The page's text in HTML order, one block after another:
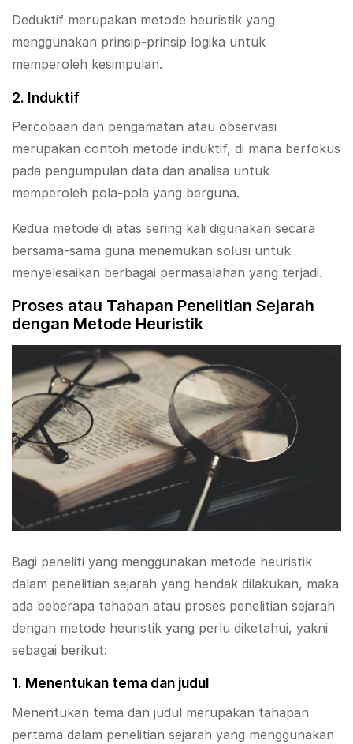
Deduktif merupakan metode heuristik yang
menggunakan prinsip-prinsip logika untuk
memperoleh kesimpulan.
2. Induktif
Percobaan dan pengamatan atau observasi
merupakan contoh metode induktif, di mana berfokus
pada pengumpulan data dan analisa untuk
memperoleh pola-pola yang berguna.
Kedua metode di atas sering kali digunakan secara
bersama-sama guna menemukan solusi untuk
menyelesaikan berbagai permasalahan yang terjadi.
Proses atau Tahapan Penelitian Sejarah
dengan Metode Heuristik
Bagi peneliti yang menggunakan metode heuristik
dalam penelitian sejarah yang hendak dilakukan, maka
ada beberapa tahapan atau proses penelitian sejarah
dengan metode heuristik yang perlu diketahui, yakni
sebagai berikut:
1. Menentukan tema dan judul
Menentukan tema dan judul merupakan tahapan
pertama dalam penelitian sejarah yang menggunakan